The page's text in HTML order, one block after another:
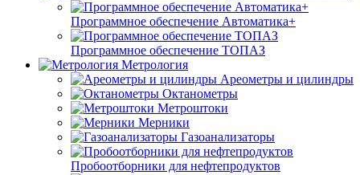
Программное обеспечение Автоматика+
Программное обеспечение ТОПАЗ
Метрология
Ареометры и цилиндры
Октанометры
Метроштоки
Мерники
Газоанализаторы
Пробоотборники для нефтепродуктов